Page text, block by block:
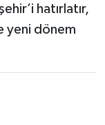
hatırlatır,
yeni dönem